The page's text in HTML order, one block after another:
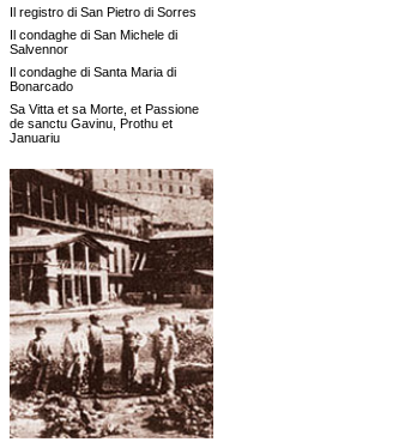
Il registro di San Pietro di Sorres
Il condaghe di San Michele di
Salvennor
Il condaghe di Santa Maria di
Bonarcado
Sa Vitta et sa Morte, et Passione
de sanctu Gavinu, Prothu et
Januariu